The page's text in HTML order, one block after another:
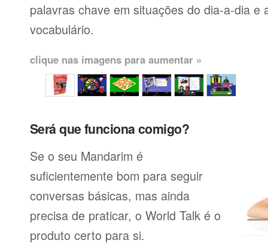
palavras chave em situações do dia-a-dia e
vocabulário.
clique nas imagens para aumentar »
Será que funciona comigo?
Se o seu Mandarim é
suficientemente bom para seguir
conversas básicas, mas ainda
precisa de praticar, o World Talk é o
produto certo para si.